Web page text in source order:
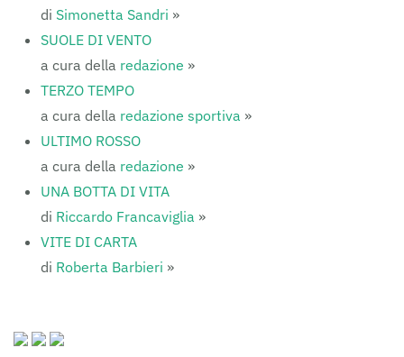
di Simonetta Sandri »
SUOLE DI VENTO
a cura della redazione »
TERZO TEMPO
a cura della redazione sportiva »
ULTIMO ROSSO
a cura della redazione »
UNA BOTTA DI VITA
di Riccardo Francaviglia »
VITE DI CARTA
di Roberta Barbieri »